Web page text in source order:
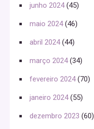
junho 2024(45)
maio 2024(46)
abril 2024(44)
março 2024(34)
fevereiro 2024(70)
janeiro 2024(55)
dezembro 2023 (60)